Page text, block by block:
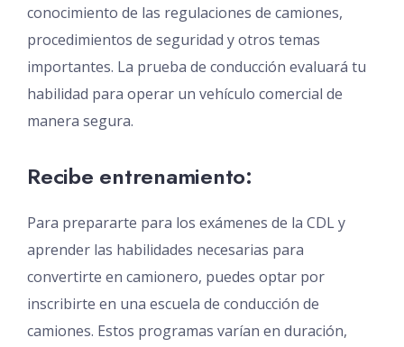
conocimiento de las regulaciones de camiones,
procedimientos de seguridad y otros temas
importantes. La prueba de conducción evaluará tu
habilidad para operar un vehículo comercial de
manera segura.
Recibe entrenamiento:
Para prepararte para los exámenes de la CDL y
aprender las habilidades necesarias para
convertirte en camionero, puedes optar por
inscribirte en una escuela de conducción de
camiones. Estos programas varían en duración,